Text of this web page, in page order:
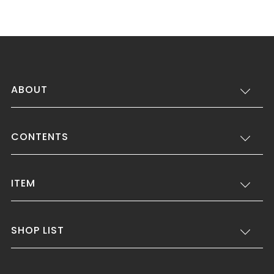
ABOUT
CONTENTS
ITEM
SHOP LIST